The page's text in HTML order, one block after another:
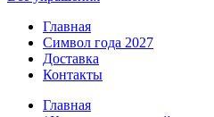
Главная
Символ года 2027
Доставка
Контакты
Главная